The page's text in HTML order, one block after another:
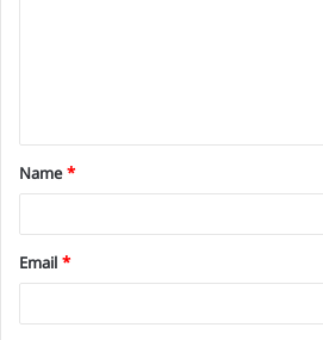
t
*
Name*
Email *